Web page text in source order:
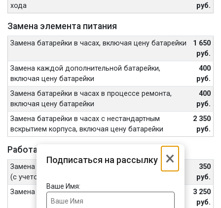
×
Подписаться на рассылку
Ваше Имя:
хода руб.
Замена элемента питания
Замена батарейки в часах, включая цену батарейки
1 650
руб.
Замена каждой дополнительной батарейки,
включая цену батарейки
400
руб.
Замена батарейки в часах в процессе ремонта,
включая цену батарейки
400
руб.
Замена батарейки в часах с нестандартным
вскрытием корпуса, включая цену батарейки
2 350
руб.
Работа с корпусом, кнопками и головкой
Замена уплотнителя в процессе замены батарейки
(с учетом стоимости уплотнителя)
350
руб.
Замена корпуса часов
3 250
руб.